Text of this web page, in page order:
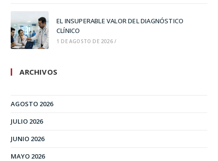
EL INSUPERABLE VALOR DEL DIAGNÓSTICO
CLÍNICO
1 DE AGOSTO DE 2026 /
ARCHIVOS
AGOSTO 2026
JULIO 2026
JUNIO 2026
MAYO 2026